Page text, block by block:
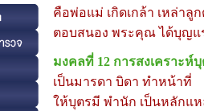
คือพ่อแม่ เกิดเกล้า เหล่าลู
ตอบสนอง พระคุณ ได้บุญแ
มงคลที่ 12 การสงเคราะห์
เป็นมารดา บิดา ทำหน้าที่
ให้บุตรมี พำนัก เป็นหลักแห